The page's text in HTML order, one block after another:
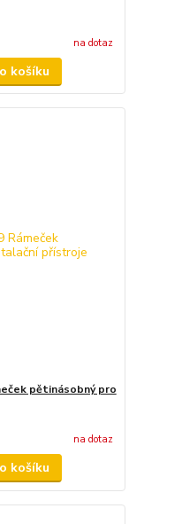
na dotaz
košíku
pětinásobný pro
na dotaz
košíku